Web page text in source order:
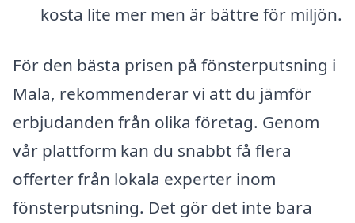
kosta lite mer men är bättre för miljön.
För den bästa prisen på fönsterputsning i
Mala, rekommenderar vi att du jämför
erbjudanden från olika företag. Genom
vår plattform kan du snabbt få flera
offerter från lokala experter inom
fönsterputsning. Det gör det inte bara